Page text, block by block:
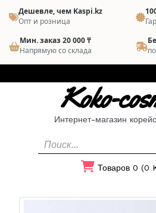
Дешевле, чем Kaspi.kz
Опт и розница
Мин. заказ 20 000 ₸
Напрямую со склада
Koko-
Интернет-магазин
Товаров 0 (0